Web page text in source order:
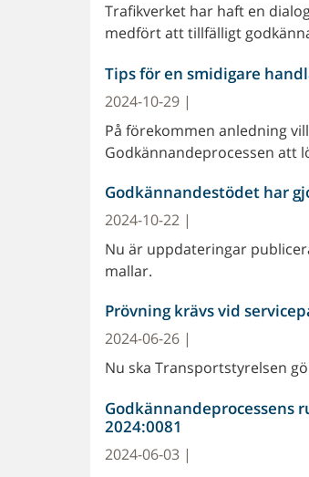
Trafikverket har haft en
medfört att tillfälligt
Tips för en smidigare
2024-10-29 |
På förekommen anledning
Godkännandeprocessen att
Godkännandestödet har
2024-10-22 |
Nu är uppdateringar
mallar.
Prövning krävs vid
2024-06-26 |
Nu ska Transportstyrelsen
Godkännandeprocessens
2024:0081
2024-06-03 |